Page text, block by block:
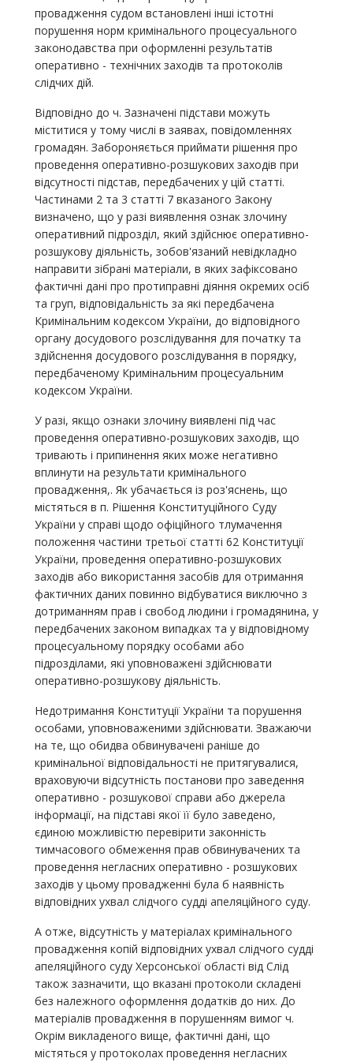
провадження судом встановлені інші істотні
порушення норм кримінального процесуального
законодавства при оформленні результатів
оперативно - технічних заходів та протоколів
слідчих дій.
Відповідно до ч. Зазначені підстави можуть
міститися у тому числі в заявах, повідомленнях
громадян. Забороняється приймати рішення про
проведення оперативно-розшукових заходів при
відсутності підстав, передбачених у цій статті.
Частинами 2 та 3 статті 7 вказаного Закону
визначено, що у разі виявлення ознак злочину
оперативний підрозділ, який здійснює оперативно-
розшукову діяльність, зобов'язаний невідкладно
направити зібрані матеріали, в яких зафіксовано
фактичні дані про протиправні діяння окремих осіб
та груп, відповідальність за які передбачена
Кримінальним кодексом України, до відповідного
органу досудового розслідування для початку та
здійснення досудового розслідування в порядку,
передбаченому Кримінальним процесуальним
кодексом України.
У разі, якщо ознаки злочину виявлені під час
проведення оперативно-розшукових заходів, що
тривають і припинення яких може негативно
вплинути на результати кримінального
провадження,. Як убачається із роз'яснень, що
містяться в п. Рішення Конституційного Суду
України у справі щодо офіційного тлумачення
положення частини третьої статті 62 Конституції
України, проведення оперативно-розшукових
заходів або використання засобів для отримання
фактичних даних повинно відбуватися виключно з
дотриманням прав і свобод людини і громадянина, у
передбачених законом випадках та у відповідному
процесуальному порядку особами або
підрозділами, які уповноважені здійснювати
оперативно-розшукову діяльність.
Недотримання Конституції України та порушення
особами, уповноваженими здійснювати. Зважаючи
на те, що обидва обвинувачені раніше до
кримінальної відповідальності не притягувалися,
враховуючи відсутність постанови про заведення
оперативно - розшукової справи або джерела
інформації, на підставі якої її було заведено,
єдиною можливістю перевірити законність
тимчасового обмеження прав обвинувачених та
проведення негласних оперативно - розшукових
заходів у цьому провадженні була б наявність
відповідних ухвал слідчого судді апеляційного суду.
А отже, відсутність у матеріалах кримінального
провадження копій відповідних ухвал слідчого судді
апеляційного суду Херсонської області від Слід
також зазначити, що вказані протоколи складені
без належного оформлення додатків до них. До
матеріалів провадження в порушенням вимог ч.
Окрім викладеного вище, фактичні дані, що
містяться у протоколах проведення негласних